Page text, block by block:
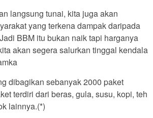
langsung tunai, kita juga akan
yang terkena dampak daripada
BBM itu bukan naik tapi harganya
akan segera salurkan tinggal kendala
dibagikan sebanyak 2000 paket
terdiri dari beras, gula, susu, kopi, teh
lainnya.(*)